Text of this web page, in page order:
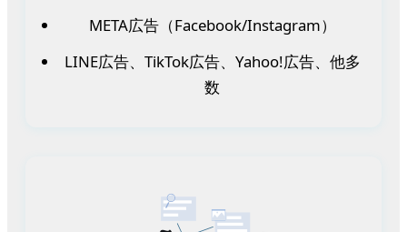
META広告（Facebook/Instagram）
LINE広告、TikTok広告、Yahoo!広告、他多
数